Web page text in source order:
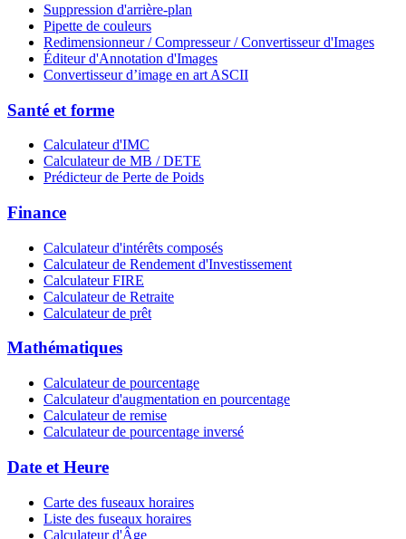
Suppression d'arrière-plan
Pipette de couleurs
Redimensionneur / Compresseur / Convertisseur d'Images
Éditeur d'Annotation d'Images
Convertisseur d’image en art ASCII
Santé et forme
Calculateur d'IMC
Calculateur de MB / DETE
Prédicteur de Perte de Poids
Finance
Calculateur d'intérêts composés
Calculateur de Rendement d'Investissement
Calculateur FIRE
Calculateur de Retraite
Calculateur de prêt
Mathématiques
Calculateur de pourcentage
Calculateur d'augmentation en pourcentage
Calculateur de remise
Calculateur de pourcentage inversé
Date et Heure
Carte des fuseaux horaires
Liste des fuseaux horaires
Calculateur d'Âge